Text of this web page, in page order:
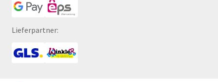
Lieferpartner: